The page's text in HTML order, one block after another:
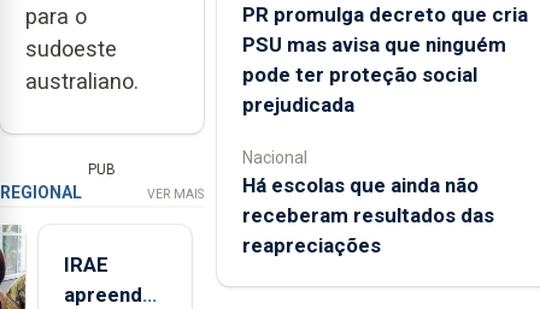
para o
sudoeste
australiano.
PUB
REGIONAL VER MAIS
IRAE
apreendeu
PR promulga decreto que cria
PSU mas avisa que ninguém
pode ter proteção social
prejudicada
Nacional
Há escolas que ainda não
receberam resultados das
reapreciações